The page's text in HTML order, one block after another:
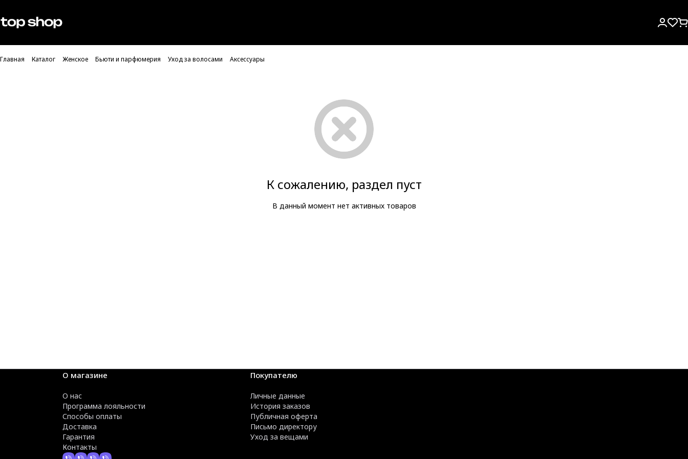
Проверка хлебных крошек
Главная Каталог Женское Бьюти и парфюмерия Уход за волосами Аксессуары
К сожалению, раздел пуст
В данный момент нет активных товаров
О магазине
О нас
Программа лояльности
Способы оплаты
Доставка
Гарантия
Контакты
Покупателю
Личные данные
История заказов
Публичная оферта
Письмо директору
Уход за вещами